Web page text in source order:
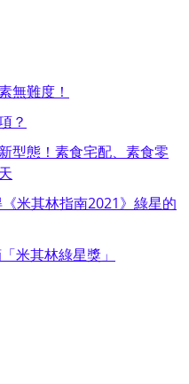
無難度！
？
型態！素食宅配、素食零
米其林指南2021》綠星的
米其林綠星獎」